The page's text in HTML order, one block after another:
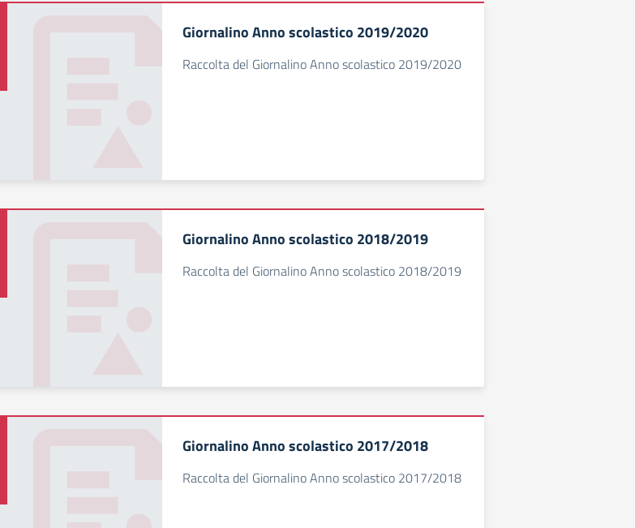
Giornalino Anno scolastico 2019/2020
Raccolta del Giornalino Anno scolastico 2019/2020
Giornalino Anno scolastico 2018/2019
Raccolta del Giornalino Anno scolastico 2018/2019
Giornalino Anno scolastico 2017/2018
Raccolta del Giornalino Anno scolastico 2017/2018